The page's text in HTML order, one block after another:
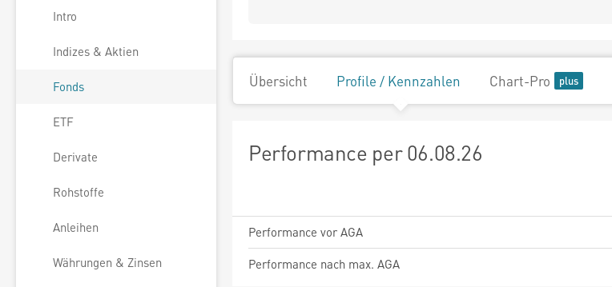
Intro
Indizes & Aktien
Fonds
ETF
Derivate
Rohstoffe
Anleihen
Währungen & Zinsen
Übersicht Profile / Kennzahlen Chart-Pro
Performance per 06.08.26
Performance vor AGA
Performance nach max. AGA